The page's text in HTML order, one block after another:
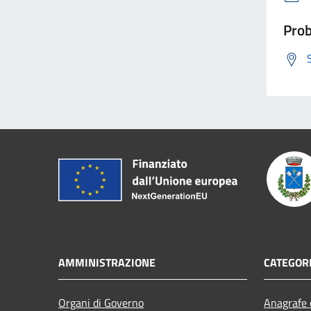
AMMINISTRAZIONE
Organi di Governo